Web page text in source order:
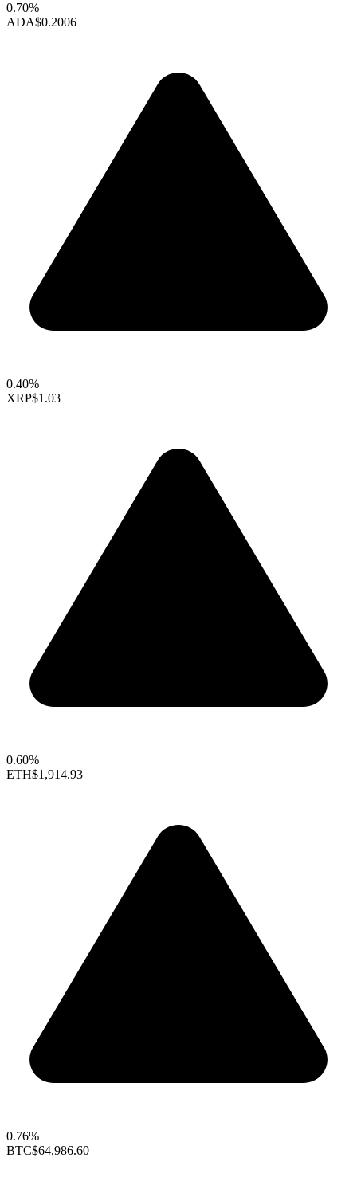
0.70%
ADA$0.2006
0.40%
XRP$1.03
0.60%
ETH$1,914.93
0.76%
BTC$64,986.60